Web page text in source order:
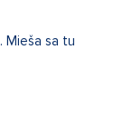
Mieša sa tu